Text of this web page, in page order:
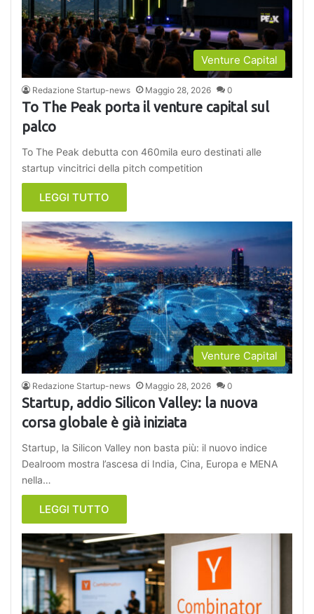
Venture Capital
Redazione Startup-news Maggio 28, 2026 0
To The Peak porta il venture capital sul
palco
To The Peak debutta con 460mila euro destinati alle
startup vincitrici della pitch competition
LEGGI TUTTO
Venture Capital
Redazione Startup-news Maggio 28, 2026 0
Startup, addio Silicon Valley: la nuova
corsa globale è già iniziata
Startup, la Silicon Valley non basta più: il nuovo indice
Dealroom mostra l’ascesa di India, Cina, Europa e MENA
nella…
LEGGI TUTTO